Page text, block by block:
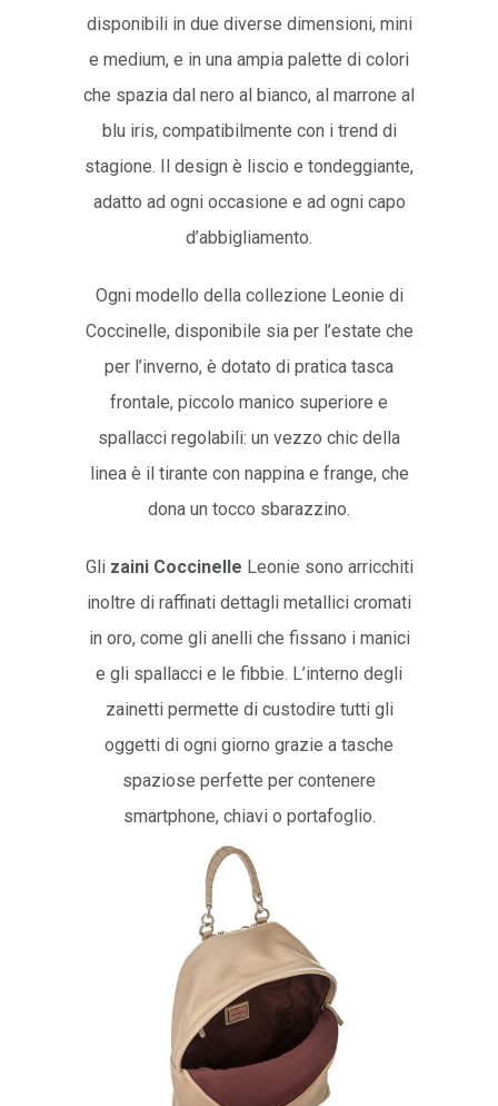
disponibili in due diverse dimensioni, mini
e medium, e in una ampia palette di colori
che spazia dal nero al bianco, al marrone al
blu iris, compatibilmente con i trend di
stagione. Il design è liscio e tondeggiante,
adatto ad ogni occasione e ad ogni capo
d’abbigliamento.
Ogni modello della collezione Leonie di
Coccinelle, disponibile sia per l’estate che
per l’inverno, è dotato di pratica tasca
frontale, piccolo manico superiore e
spallacci regolabili: un vezzo chic della
linea è il tirante con nappina e frange, che
dona un tocco sbarazzino.
Glizaini Coccinelle Leonie sono arricchiti
inoltre di raffinati dettagli metallici cromati
in oro, come gli anelli che fissano i manici
e gli spallacci e le fibbie. L’interno degli
zainetti permette di custodire tutti gli
oggetti di ogni giorno grazie a tasche
spaziose perfette per contenere
smartphone, chiavi o portafoglio.